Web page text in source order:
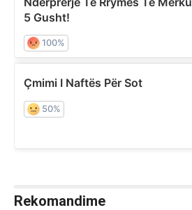
Rekomandime